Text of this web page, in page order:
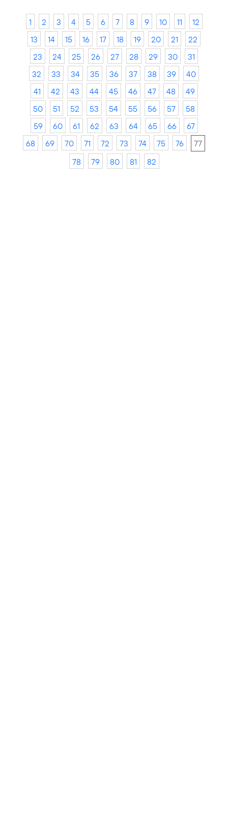
1 2 3 4 5 6 7 8 9 10 11
12
13
14 15 16 17 18 19 20 21
22
23
24 25 26 27 28 29 30
31
32
33 34 35 36 37 38 39
40
41
42 43 44 45 46 47 48
49
50
51 52 53 54 55 56 57
58
59
60 61 62 63 64 65 66
67
68
69 70 71 72 73 74 75 76
77
78
79 80 81 82